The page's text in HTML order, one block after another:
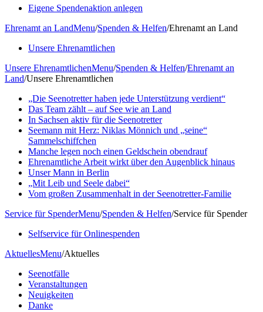
Eigene Spendenaktion anlegen
Ehrenamt an LandMenu/Spenden & Helfen/Ehrenamt an Land
Unsere Ehrenamtlichen
Unsere EhrenamtlichenMenu/Spenden & Helfen/Ehrenamt an
Land/Unsere Ehrenamtlichen
„Die Seenotretter haben jede Unterstützung verdient“
Das Team zählt – auf See wie an Land
In Sachsen aktiv für die Seenotretter
Seemann mit Herz: Niklas Mönnich und „seine“
Sammelschiffchen
Manche legen noch einen Geldschein obendrauf
Ehrenamtliche Arbeit wirkt über den Augenblick hinaus
Unser Mann in Berlin
„Mit Leib und Seele dabei“
Vom großen Zusammenhalt in der Seenotretter-Familie
Service für SpenderMenu/Spenden & Helfen/Service für Spender
Selfservice für Onlinespenden
AktuellesMenu/Aktuelles
Seenotfälle
Veranstaltungen
Neuigkeiten
Danke